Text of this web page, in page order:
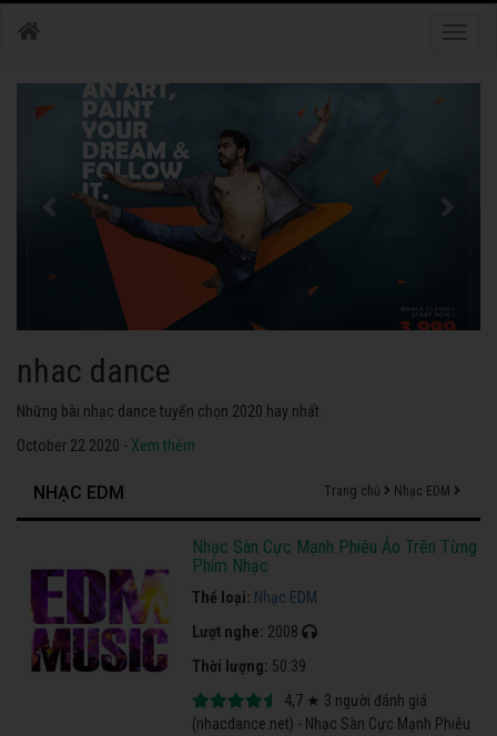
nhac dance
Những bài nhạc dance tuyển chọn 2020 hay nhất.
October 22 2020 - Xem thêm
NHẠC EDM Trang chủ Nhạc EDM
Nhạc Sàn Cực Mạnh Phiêu Ảo Trên Từng
Phím Nhạc
Thể loại: Nhạc EDM
Lượt nghe: 2008
Thời lượng: 50:39
4,7 ★ 3 người đánh giá
(nhacdance.net) - Nhạc Sàn Cực Mạnh Phiêu